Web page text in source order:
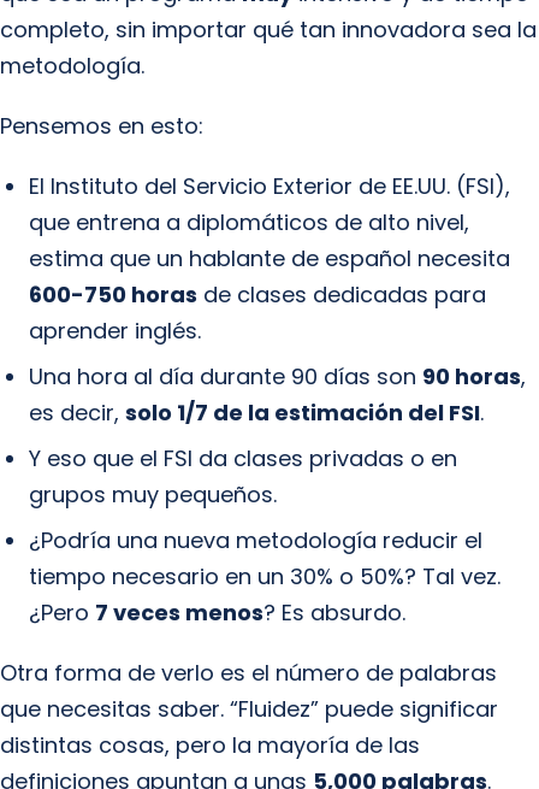
completo, sin importar qué tan innovadora sea la
metodología.
Pensemos en esto:
El Instituto del Servicio Exterior de EE.UU. (FSI),
que entrena a diplomáticos de alto nivel,
estima que un hablante de español necesita
600-750 horas de clases dedicadas para
aprender inglés.
Una hora al día durante 90 días son 90 horas,
es decir, solo 1/7 de la estimación del FSI.
Y eso que el FSI da clases privadas o en
grupos muy pequeños.
¿Podría una nueva metodología reducir el
tiempo necesario en un 30% o 50%? Tal vez.
¿Pero 7 veces menos? Es absurdo.
Otra forma de verlo es el número de palabras
que necesitas saber. “Fluidez” puede significar
distintas cosas, pero la mayoría de las
definiciones apuntan a unas 5,000 palabras.